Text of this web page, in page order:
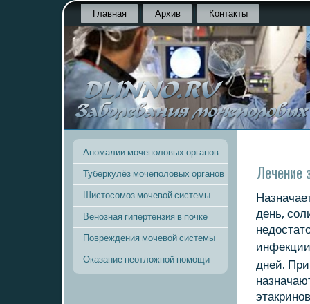
Главная Архив Контакты
Аномалии мочеполовых органов
Туберкулёз мочеполовых органов
Шистосомоз мочевой системы
Венозная гипертензия в почке
Повреждения мочевой системы
Оказание неотложной помощи
Лечение
день,
дней.